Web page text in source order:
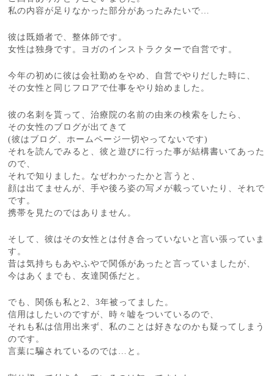
私の内容が足りなかった部分があったみたいで…
彼は既婚者で、整体師です。
女性は独身です。ヨガのインストラクターで自営です。
今年の初めに彼は会社勤めをやめ、自営でやりだした時に、
その女性と同じフロアで仕事をやり始めました。
彼の名刺を貰って、治療院の名前の由来の検索をしたら、
その女性のブログが出てきて
(彼はブログ、ホームページ一切やってないです)
それを読んでみると、彼と遊びに行った事が結構書いてあった
ので、
それで知りました。なぜわかったかと言うと、
顔は出てませんが、手や後ろ姿の写メが載っていたり、それで
です。
携帯を見たのではありません。
そして、彼はその女性とは付き合っていないと言い張っていま
す。
昔は気持ちもあやふやで関係があったと言っていましたが、
今はあくまでも、友達関係だと。
でも、関係も私と2、3年被ってました。
信用はしたいのですが、時々嘘をついているので、
それも私は信用出来ず、私のことは好きなのかも疑ってしまう
のです。
言葉に騙されているのでは…と。